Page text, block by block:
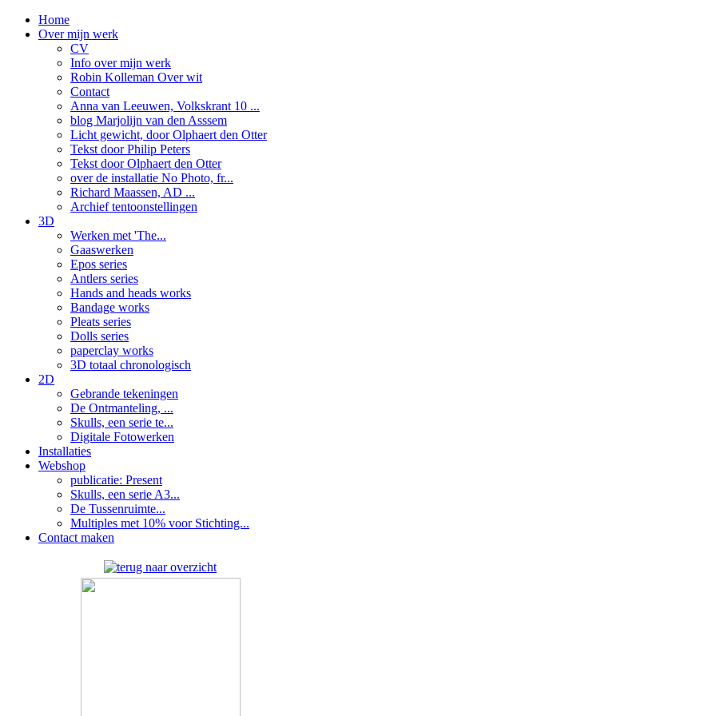
Home
Over mijn werk
CV
Info over mijn werk
Robin Kolleman Over wit
Contact
Anna van Leeuwen, Volkskrant 10 ...
blog Marjolijn van den Asssem
Licht gewicht, door Olphaert den Otter
Tekst door Philip Peters
Tekst door Olphaert den Otter
over de installatie No Photo, fr...
Richard Maassen, AD ...
Archief tentoonstellingen
3D
Werken met 'The...
Gaaswerken
Epos series
Antlers series
Hands and heads works
Bandage works
Pleats series
Dolls series
paperclay works
3D totaal chronologisch
2D
Gebrande tekeningen
De Ontmanteling, ...
Skulls, een serie te...
Digitale Fotowerken
Installaties
Webshop
publicatie: Present
Skulls, een serie A3...
De Tussenruimte...
Multiples met 10% voor Stichting...
Contact maken